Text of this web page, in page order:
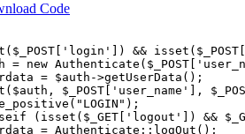
Code
&&
new
= $auth->getUserData();
$_POST['user_name'],
(isset($_GET['logout']) &&
= Authenticate::logOut();